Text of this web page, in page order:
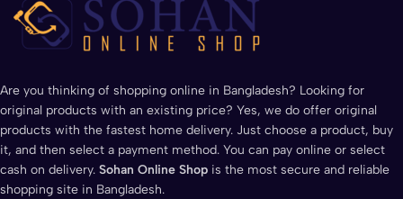
Are you thinking of shopping online in Bangladesh? Looking for
original products with an existing price? Yes, we do offer original
products with the fastest home delivery. Just choose a product, buy
it, and then select a payment method. You can pay online or select
cash on delivery. Sohan Online Shop is the most secure and reliable
shopping site in Bangladesh.